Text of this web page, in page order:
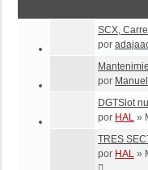
SCX,
por
por
DGTSlot
por HAL »
TRES
por HAL »